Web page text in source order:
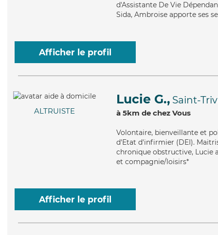
d'Assistante De Vie
Sida, Ambroise apporte ses
Afficher le profil
ALTRUISTE
Lucie G., Saint-
à 5km de chez Vous
Volontaire, bienveillante et
d'Etat d'infirmier (DEI).
chronique obstructive, Lucie
et compagnie/loisirs*
Afficher le profil